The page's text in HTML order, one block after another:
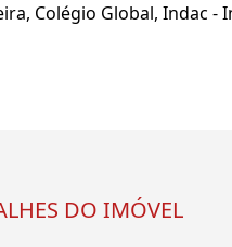
Colégio Global, Indac -
DO IMÓVEL